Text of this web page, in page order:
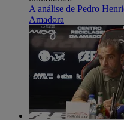
A análise de Pedro
Amadora